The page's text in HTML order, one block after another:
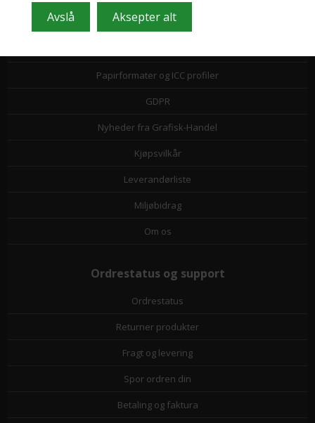
Toll- og avgiftsregler
Papirformater og ICC profiler
GDPR
Nyheder fra Grafisk-Handel
Kjøpsvilkår
Leverandørliste
Miljøbidrag
Om os
Ordrestatus og support
Ordrestatus
Returner produkter
Fragt og levering
Spor ordren din
Betaling og faktura